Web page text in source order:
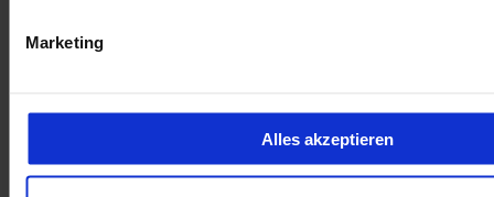
Marketing
Alles akzeptieren